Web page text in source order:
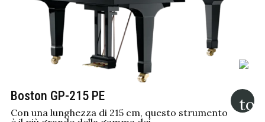
Boston GP-215 PE
Con una lunghezza di 215 cm, questo strumento